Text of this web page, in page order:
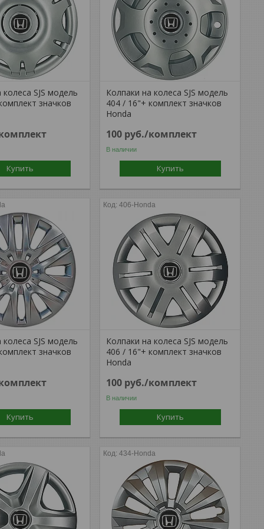
SJS модель
значков
Купить
Колпаки на колеса SJS модель
404 / 16"+ комплект значков
Honda
100 руб./комплект
В наличии
Купить
SJS модель
значков
Купить
406-Honda
Колпаки на колеса SJS модель
406 / 16"+ комплект значков
Honda
100 руб./комплект
В наличии
Купить
434-Honda